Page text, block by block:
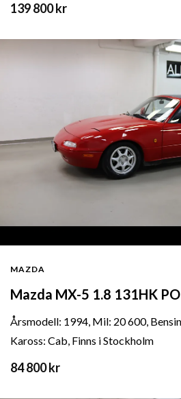
139 800 kr
MAZDA
Mazda MX-5 1.8 131HK
Årsmodell: 1994, Mil: 20 600,
Kaross: Cab, Finns i Stockholm
84 800 kr